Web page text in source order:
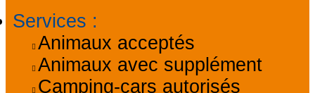
Services :
Animaux acceptés
Animaux avec supplément
Camping-cars autorisés